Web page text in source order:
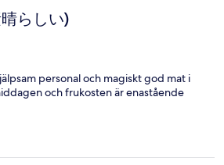
らしい)
personal och magiskt god mat i
och frukosten är enastående